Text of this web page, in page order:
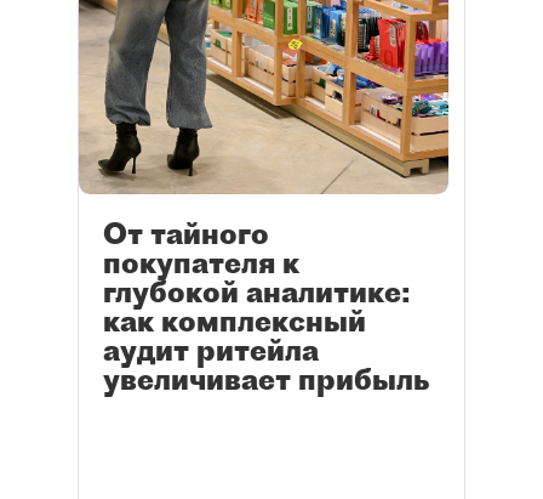
От тайного
покупателя к
глубокой аналитике:
как комплексный
аудит ритейла
увеличивает прибыль